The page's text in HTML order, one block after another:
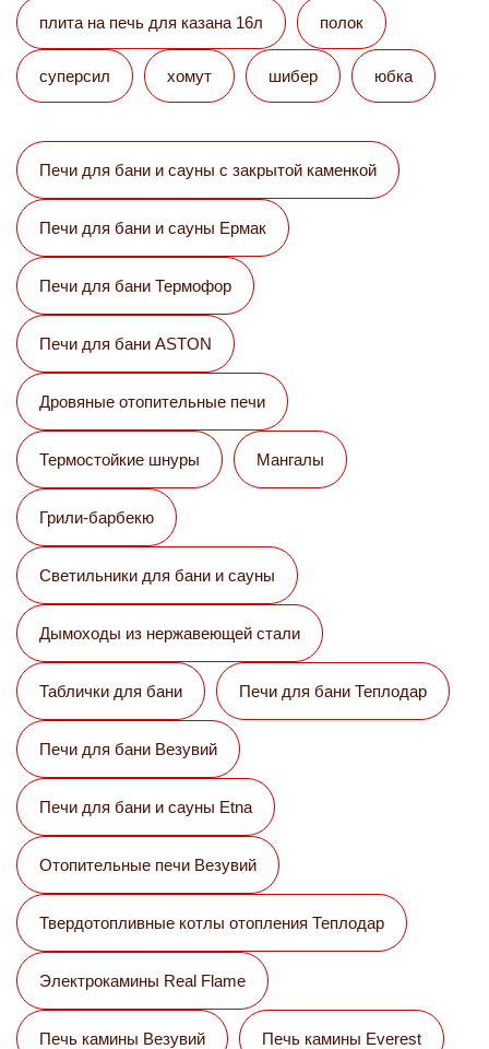
плита на печь для казана 16л полок
суперсил хомут шибер юбка
Печи для бани и сауны с закрытой каменкой
Печи для бани и сауны Eрмак
Печи для бани Термофор
Печи для бани ASTON
Дровяные отопительные печи
Термостойкие шнуры Мангалы
Грили-барбекю
Светильники для бани и сауны
Дымоходы из нержавеющей стали
Таблички для бани Печи для бани Теплодар
Печи для бани Везувий
Печи для бани и сауны Etna
Отопительные печи Везувий
Твердотопливные котлы отопления Теплодар
Электрокамины Real Flame
Печь камины Везувий Печь камины Everest